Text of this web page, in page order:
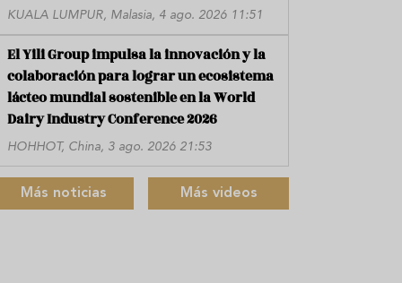
KUALA LUMPUR, Malasia, 4 ago. 2026 11:51
El Yili Group impulsa la innovación y la
colaboración para lograr un ecosistema
lácteo mundial sostenible en la World
Dairy Industry Conference 2026
HOHHOT, China, 3 ago. 2026 21:53
Más noticias Más videos